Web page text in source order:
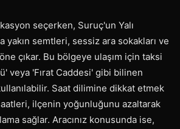
seçerken, Suruç'un Yalı
yakın semtleri, sessiz ara sokakları ve
çıkar. Bu bölgeye ulaşım için taksi
veya 'Fırat Caddesi' gibi bilinen
Saat dilimine dikkat etmek
ilçenin yoğunluğunu azaltarak
sağlar. Aracınız konusunda ise,